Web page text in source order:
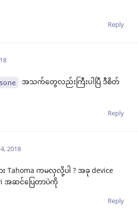
Reply
အသက်တွေလည်းကြီးပါပြီ ဒီစိတ်
Reply
2018
း Tahoma ကမလှလို့ပါ ? အခု device
အဆင်ပြေတာပဲကို
Reply